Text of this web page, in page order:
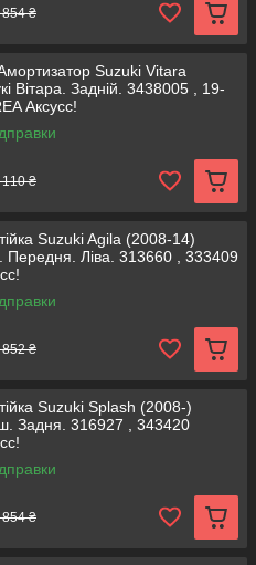
854 ₴
Suzuki Vitara
Вітара. Задній. 3438005 , 19-
Аксусс!
110 ₴
Suzuki Agila (2008-14)
Передня. Ліва. 313660 , 333409
852 ₴
Suzuki Splash (2008-)
Задня. 316927 , 343420
854 ₴